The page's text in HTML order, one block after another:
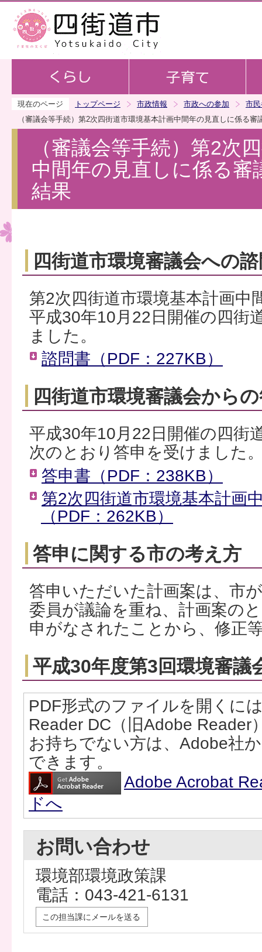
現在のページ トップページ 市政情報 市政への参加
市
（審議会等手続）第2次四街道市環境基本計画中間年の見直しに係る審
（審議会等手続）第2次
中間年の見直しに係る審
結果
四街道市環境審議会への
第2次四街道市環境基本計画中
平成30年10月22日開催の四街
ました。
諮問書（PDF：227KB）
四街道市環境審議会から
平成30年10月22日開催の四街
次のとおり答申を受けました
答申書（PDF：238KB）
第2次四街道市環境基本計画
（PDF：262KB）
答申に関する市の考え方
答申いただいた計画案は、市
委員が議論を重ね、計画案の
申がなされたことから、修正
平成30年度第3回環境審議
PDF形式のファイルを開くに
Reader DC（旧Adobe Reader
お持ちでない方は、Adobe社
できます。
Adobe Acrobat
ドへ
お問い合わせ
環境部環境政策課
電話：043-421-6131
この担当課にメールを送る